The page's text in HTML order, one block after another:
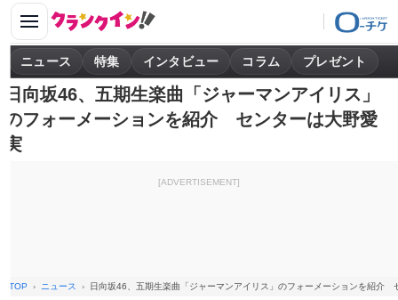
ニュース 特集 インタビュー コラム プレゼント
日向坂46、五期生楽曲「ジャーマンアイリス」
のフォーメーションを紹介 センターは大野愛
実
[ADVERTISEMENT]
TOP ニュース 日向坂46、五期生楽曲「ジャーマンアイリス」のフォーメーションを紹介